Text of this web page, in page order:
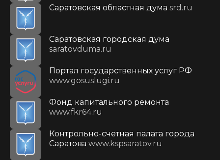
Саратовская областная дума srd.ru
Саратовская городская дума
saratovduma.ru
Портал государственных услуг РФ
www.gosuslugi.ru
Фонд капитального ремонта
www.fkr64.ru
Контрольно-счетная палата города
Саратова www.kspsaratov.ru